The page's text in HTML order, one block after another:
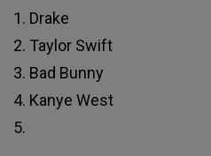
1. Drake
2. Taylor Swift
3. Bad Bunny
4. Kanye West
5.